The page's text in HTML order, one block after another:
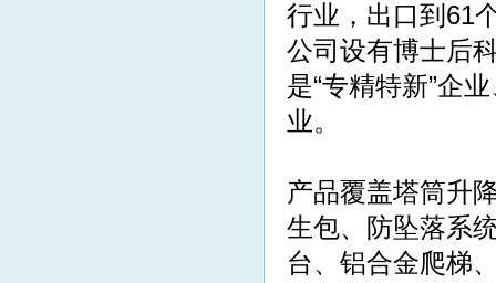
行业，出口到61
公司设有博士后
是“专精特新”企
业。
产品覆盖塔筒升
生包、防坠落系
台、铝合金爬梯